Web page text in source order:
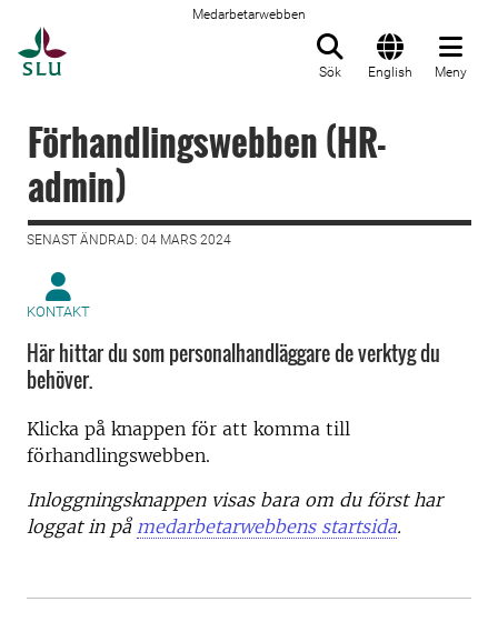
Medarbetarwebben
Sök English Meny
Förhandlingswebben (HR-
admin)
SENAST ÄNDRAD: 04 MARS 2024
KONTAKT
Här hittar du som personalhandläggare de verktyg du
behöver.
Klicka på knappen för att komma till
förhandlingswebben.
Inloggningsknappen visas bara om du först har
loggat in på medarbetarwebbens startsida.